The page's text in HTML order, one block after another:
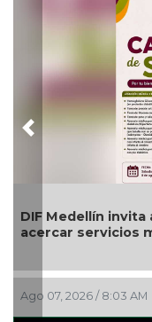
de Salud para
familias
Previous